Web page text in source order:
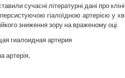
сучасні літературні дані про
гіалоїдною артерією у
зниження зору на враженому оці.
гиалоидная артерия
артерія,